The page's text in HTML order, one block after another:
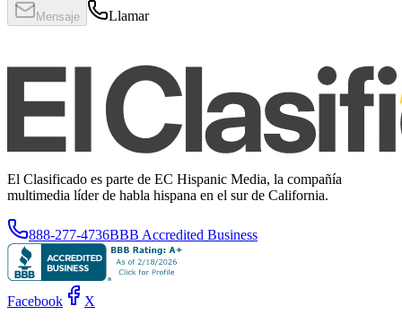
Mensaje Llamar
El Clasificado es parte de EC Hispanic Media, la compañía
multimedia líder de habla hispana en el sur de California.
888-277-4736BBB Accredited Business
Facebook X